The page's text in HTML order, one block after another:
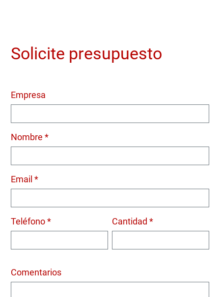
Solicite presupuesto
Empresa
Nombre *
Email *
Teléfono * Cantidad *
Comentarios